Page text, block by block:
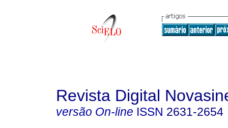
Revista Digital
versão On-line ISSN 2631-2654